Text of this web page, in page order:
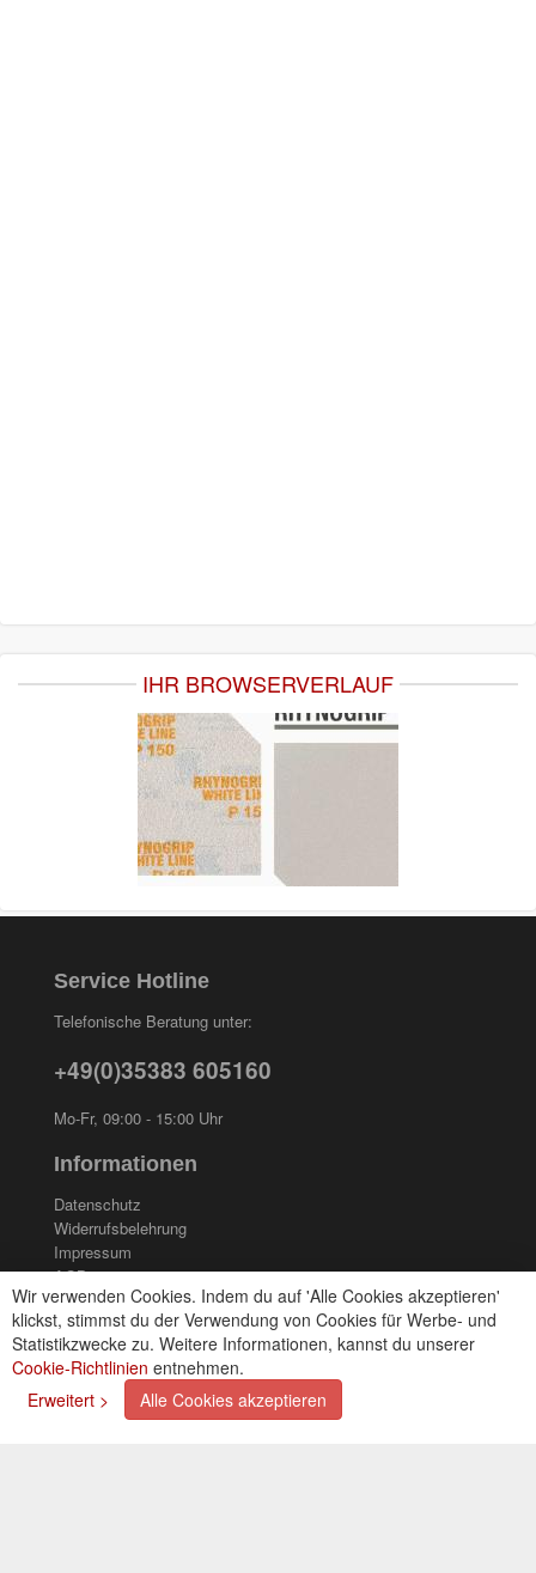
IHR BROWSERVERLAUF
Wir verwenden Cookies. Indem du auf 'Alle Cookies akzeptieren'
klickst, stimmst du der Verwendung von Cookies für Werbe- und
Statistikzwecke zu. Weitere Informationen, kannst du unserer
Cookie-Richtlinien entnehmen.
Erweitert >
Alle Cookies akzeptieren
Service Hotline
Telefonische Beratung unter:
+49(0)35383 605160
Mo-Fr, 09:00 - 15:00 Uhr
Informationen
Datenschutz
Widerrufsbelehrung
Impressum
AGB
Kontakt
Cookies einstellungen
Zahlungsarten